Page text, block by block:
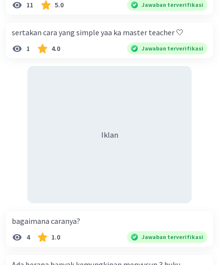
11 5.0 Jawaban terverifikasi
sertakan cara yang simple yaa ka master teacher 🤍
1 4.0 Jawaban terverifikasi
Iklan
bagaimana caranya?
4 1.0 Jawaban terverifikasi